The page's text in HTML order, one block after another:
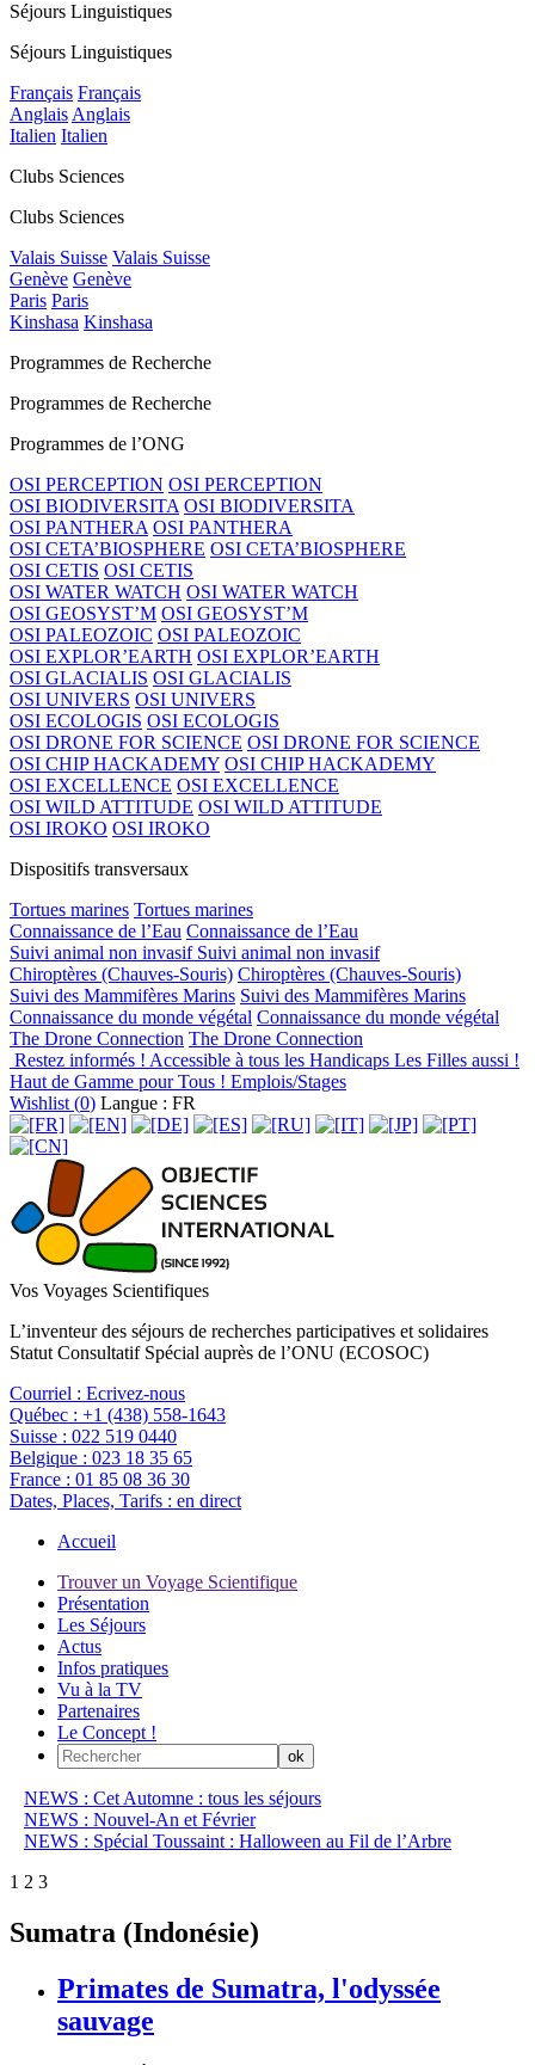
Séjours Linguistiques
Séjours Linguistiques
Français Français
AnglaisAnglais
Italien Italien
Clubs Sciences
Clubs Sciences
Valais Suisse Valais Suisse
Genève Genève
Paris Paris
Kinshasa Kinshasa
Programmes de Recherche
Programmes de Recherche
Programmes de l’ONG
OSI PERCEPTION OSI PERCEPTION
OSI BIODIVERSITA OSI BIODIVERSITA
OSI PANTHERA OSI PANTHERA
OSI CETA’BIOSPHERE OSI CETA’BIOSPHERE
OSI CETIS OSI CETIS
OSI WATER WATCH OSI WATER WATCH
OSI GEOSYST’M OSI GEOSYST’M
OSI PALEOZOIC OSI PALEOZOIC
OSI EXPLOR’EARTH OSI EXPLOR’EARTH
OSI GLACIALIS OSI GLACIALIS
OSI UNIVERS OSI UNIVERS
OSI ECOLOGIS OSI ECOLOGIS
OSI DRONE FOR SCIENCE OSI DRONE FOR SCIENCE
OSI CHIP HACKADEMY OSI CHIP HACKADEMY
OSI EXCELLENCE OSI EXCELLENCE
OSI WILD ATTITUDE OSI WILD ATTITUDE
OSI IROKO OSI IROKO
Dispositifs transversaux
Tortues marines Tortues marines
Connaissance de l’Eau Connaissance de l’Eau
Suivi animal non invasif Suivi animal non invasif
Chiroptères (Chauves-Souris) Chiroptères (Chauves-Souris)
Suivi des Mammifères Marins Suivi des Mammifères Marins
Connaissance du monde végétal Connaissance du monde végétal
The Drone Connection The Drone Connection
Restez informés ! Accessible à tous les Handicaps Les Filles aussi !
Haut de Gamme pour Tous ! Emplois/Stages
Wishlist (0) Langue : FR
Vos Voyages Scientifiques
L’inventeur des séjours de recherches participatives et solidaires
Statut Consultatif Spécial auprès de l’ONU (ECOSOC)
Courriel : Ecrivez-nous
Québec : +1 (438) 558-1643
Suisse : 022 519 0440
Belgique : 023 18 35 65
France : 01 85 08 36 30
Dates, Places, Tarifs : en direct
Accueil
Trouver un Voyage Scientifique
Présentation
Les Séjours
Actus
Infos pratiques
Vu à la TV
Partenaires
Le Concept !
NEWS : Cet Automne : tous les séjours
NEWS : Nouvel-An et Février
NEWS : Spécial Toussaint : Halloween au Fil de l’Arbre
1 2 3
Sumatra (Indonésie)
Primates de Sumatra, l'odyssée
sauvage